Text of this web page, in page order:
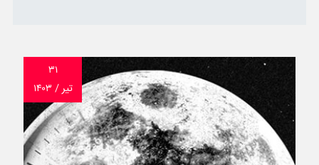
۳۱
تیر / ۱۴۰۳